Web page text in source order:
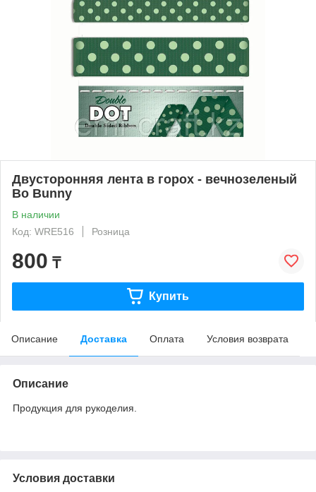
Двусторонняя лента в горох - вечнозеленый
Bo Bunny
В наличии
Код: WRE516
Розница
800 ₸
Купить
Описание Доставка Оплата Условия возврата
Описание
Продукция для рукоделия.
Условия доставки